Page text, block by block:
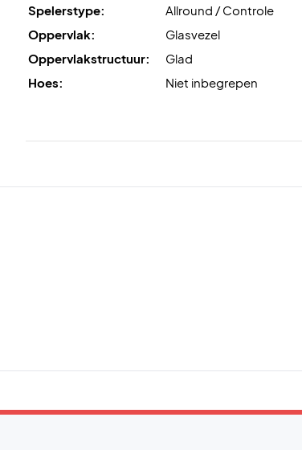
Spelerstype:
Allround / Controle
Oppervlak:
Glasvezel
Oppervlakstructuur:
Glad
Hoes:
Niet inbegrepen